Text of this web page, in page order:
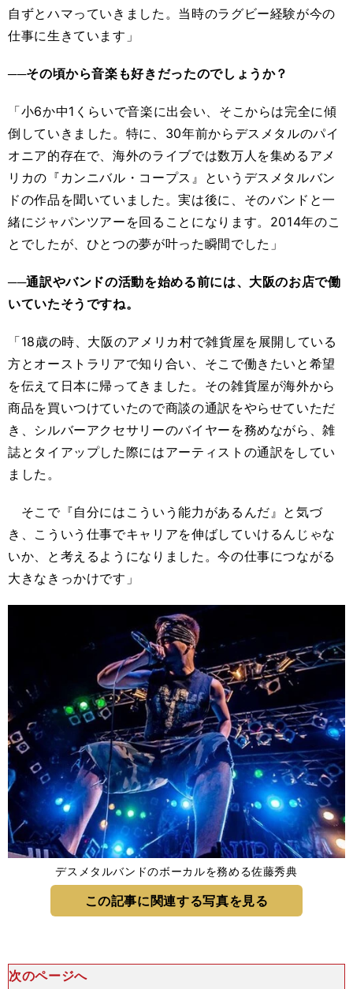
自ずとハマっていきました。当時のラグビー経験が今の
仕事に生きています」
──その頃から音楽も好きだったのでしょうか？
「小6か中1 くらいで音楽に出会い、そこからは完全に傾
倒していきました。特に、 30年前からデスメタルのパイ
オニア的存在で、海外のライブでは数万人を集めるアメ
リカの『カンニバル・コープス』というデスメタルバン
ドの作品を聞いていました。実は後に、そのバンドと一
緒にジャパンツアーを回ることになります。 2014年のこ
とでしたが、ひとつの夢が叶った瞬間でした」
──通訳やバンドの活動を始める前には、大阪のお店で働
いていたそうですね。
「18歳の時、大阪のアメリカ村で雑貨屋を展開している
方とオーストラリアで知り合い、そこで働きたいと希望
を伝えて日本に帰ってきました。その雑貨屋が海外から
商品を買いつけていたので商談の通訳をやらせていただ
き、シルバーアクセサリーのバイヤーを務めながら、雑
誌とタイアップした際にはアーティストの通訳をしてい
ました。
そこで『自分にはこういう能力があるんだ』と気づ
き、こういう仕事でキャリアを伸ばしていけるんじゃな
いか、と考えるようになりました。今の仕事につながる
大きなきっかけです」
デスメタルバンドのボーカルを務める佐藤秀典
この記事に関連する写真を見る
次のページへ